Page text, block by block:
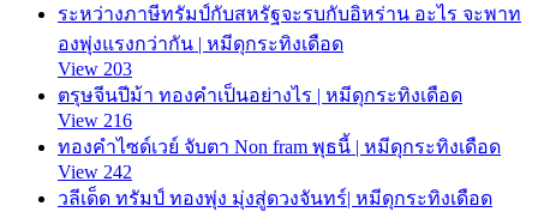
ระหว่างภาษีทรัมป์กับสหรัฐจะรบกับอิหร่าน อะไร จะพาท
องพุ่งแรงกว่ากัน | หมีดุกระทิงเดือด
View 203
ตรุษจีนปีม้า ทองคำเป็นอย่างไร | หมีดุกระทิงเดือด
View 216
ทองคำไซด์เวย์ จับตา Non fram พุธนี้ | หมีดุกระทิงเดือด
View 242
วลีเด็ด ทรัมป์ ทองพุ่ง มุ่งสู่ดวงจันทร์| หมีดุกระทิงเดือด